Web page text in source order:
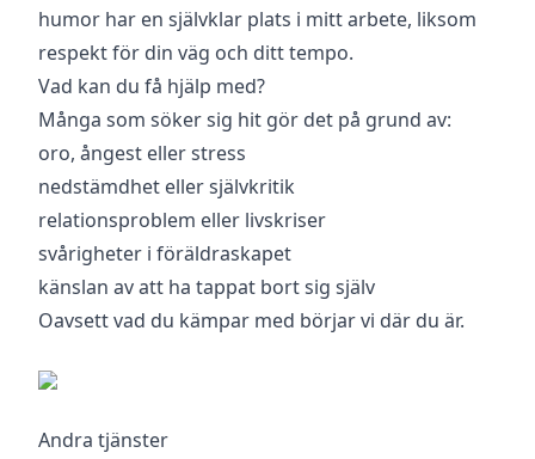
humor har en självklar plats i mitt arbete, liksom
respekt för din väg och ditt tempo.
Vad kan du få hjälp med?
Många som söker sig hit gör det på grund av:
oro, ångest eller stress
nedstämdhet eller självkritik
relationsproblem eller livskriser
svårigheter i föräldraskapet
känslan av att ha tappat bort sig själv
Oavsett vad du kämpar med börjar vi där du är.
Andra tjänster